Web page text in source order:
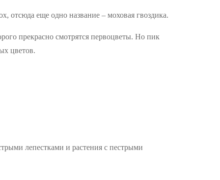
отсюда еще одно название – моховая гвоздика.
прекрасно смотрятся первоцветы. Но пик
цветов.
лепестками и растения с пестрыми